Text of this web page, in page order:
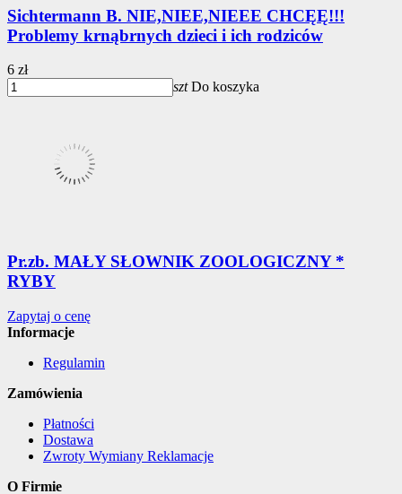
Sichtermann B. NIE,NIEE,NIEEE CHCĘĘ!!!
Problemy krnąbrnych dzieci i ich rodziców
6 zł
szt Do koszyka
Pr.zb. MAŁY SŁOWNIK ZOOLOGICZNY *
RYBY
Zapytaj o cenę
Informacje
Regulamin
Zamówienia
Płatności
Dostawa
Zwroty Wymiany Reklamacje
O Firmie